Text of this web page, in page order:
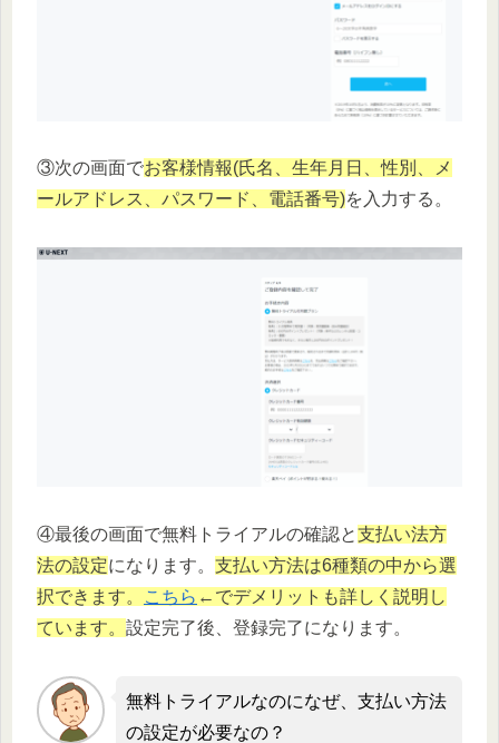
③次の画面でお客様情報(氏名、生年月日、性別、メ
ールアドレス、パスワード、電話番号)を入力する。
④最後の画面で無料トライアルの確認と支払い法方
法の設定になります。 支払い方法は6種類の中から選
択できます。
こちら ←でデメリットも詳しく説明し
ています。 設定完了後、登録完了になります。
無料トライアルなのになぜ、支払い方法
の設定が必要なの？